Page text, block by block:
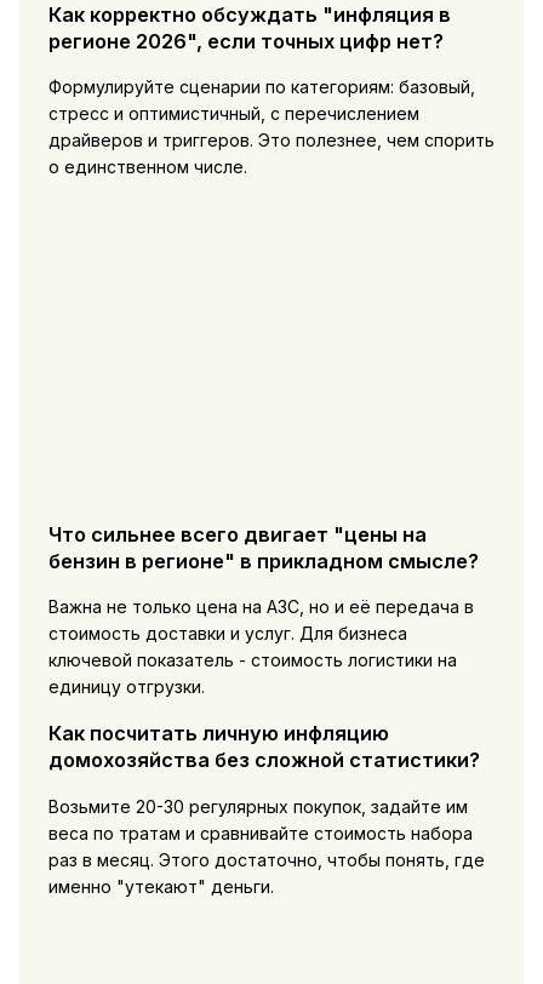
Как корректно обсуждать "инфляция в
регионе 2026", если точных цифр нет?
Формулируйте сценарии по категориям: базовый,
стресс и оптимистичный, с перечислением
драйверов и триггеров. Это полезнее, чем спорить
о единственном числе.
Что сильнее всего двигает "цены на
бензин в регионе" в прикладном смысле?
Важна не только цена на АЗС, но и её передача в
стоимость доставки и услуг. Для бизнеса
ключевой показатель - стоимость логистики на
единицу отгрузки.
Как посчитать личную инфляцию
домохозяйства без сложной статистики?
Возьмите 20-30 регулярных покупок, задайте им
веса по тратам и сравнивайте стоимость набора
раз в месяц. Этого достаточно, чтобы понять, где
именно "утекают" деньги.